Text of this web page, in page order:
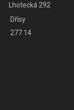
Lhotecká 292
Dřísy
277 14